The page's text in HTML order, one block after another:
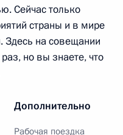
О персональных
данных пользователей
Написать в редакцию
Сейчас только
страны и в мире
Здесь на совещании
но вы знаете, что
Дополнительно
Рабочая поездка